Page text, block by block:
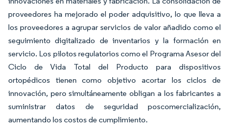
proveedores ha mejorado el poder adquisitivo, lo que lleva a
los proveedores a agrupar servicios de valor añadido como el
seguimiento digitalizado de inventarios y la formación en
servicio. Los pilotos regulatorios como el Programa Asesor del
Ciclo de Vida Total del Producto para dispositivos
ortopédicos tienen como objetivo acortar los ciclos de
innovación, pero simultáneamente obligan a los fabricantes a
suministrar datos de seguridad poscomercialización,
aumentando los costos de cumplimiento.